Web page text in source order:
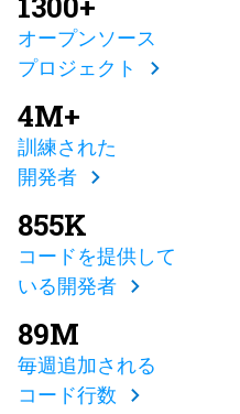
オープンソース
プロジェクト
4M+
訓練された
開発者
855K
コードを提供して
いる開発者
89M
毎週追加される
コード行数